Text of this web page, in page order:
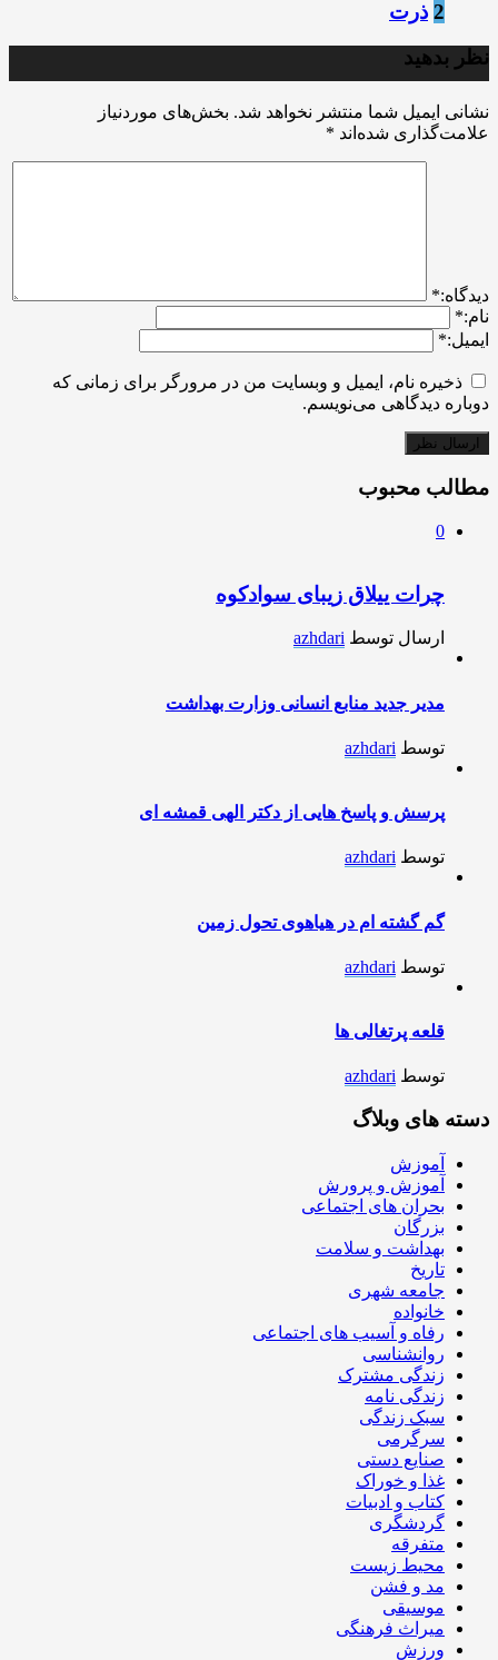
2 ذرت
نظر بدهید
نشانی ایمیل شما منتشر نخواهد شد. بخش‌های موردنیاز
علامت‌گذاری شده‌اند *
ديدگاه:*
نام:*
ایمیل:*
ذخیره نام، ایمیل و وبسایت من در مرورگر برای زمانی که
دوباره دیدگاهی می‌نویسم.
مطالب محبوب
0
چرات ییلاق زیبای سوادکوه
ارسال توسط azhdari
مدیر جدید منابع انسانی وزارت بهداشت
توسط azhdari
پرسش و پاسخ هایی از دکتر الهی قمشه ای
توسط azhdari
گم گشته ام در هیاهوی تحول زمین
توسط azhdari
قلعه پرتغالی ها
توسط azhdari
دسته های وبلاگ
آموزش
آموزش و پرورش
بحران های اجتماعی
بزرگان
بهداشت و سلامت
تاریخ
جامعه شهری
خانواده
رفاه و آسیب های اجتماعی
روانشناسی
زندگی مشترک
زندگی نامه
سبک زندگی
سرگرمی
صنایع دستی
غذا و خوراک
کتاب و ادبیات
گردشگری
متفرقه
محیط زیست
مد و فشن
موسیقی
میراث فرهنگی
ورزش